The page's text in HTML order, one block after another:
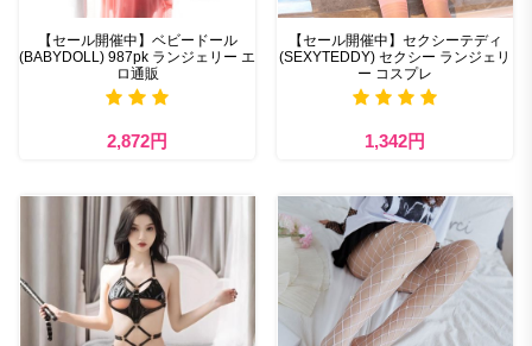
【セール開催中】ベビードール
(BABYDOLL) 987pk ランジェリー エ
ロ通販
2,872円
【セール開催中】セクシーテディ
(SEXYTEDDY) セクシー ランジェリ
ー コスプレ
1,342円